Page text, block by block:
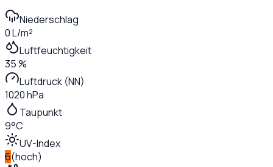
Niederschlag
0 L/m²
Luftfeuchtigkeit
35 %
Luftdruck (NN)
1020 hPa
Taupunkt
9°C
UV-Index
6(hoch)